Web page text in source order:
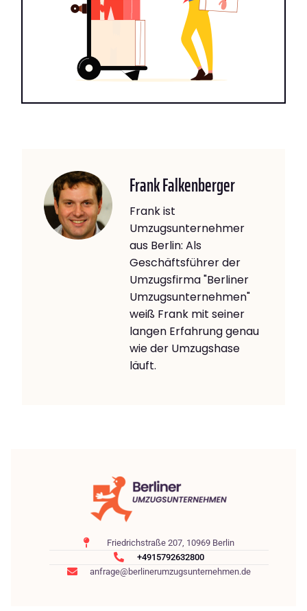
Frank Falkenberger
Frank ist
Umzugsunternehmer
aus Berlin: Als
Geschäftsführer der
Umzugsfirma "Berliner
Umzugsunternehmen"
weiß Frank mit seiner
langen Erfahrung genau
wie der Umzugshase
läuft.
Friedrichstraße 207, 10969 Berlin
+4915792632800
anfrage@berlinerumzugsunternehmen.de